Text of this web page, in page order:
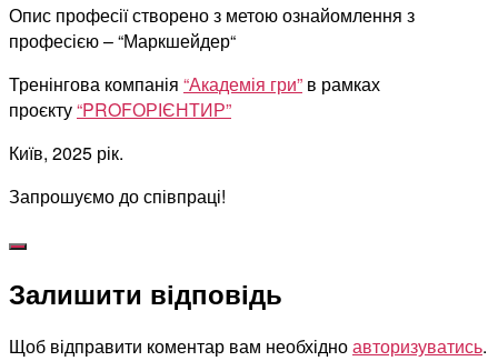
Опис професії створено з метою ознайомлення з
професією – “Маркшейдер“
Тренінгова компанія “Академія гри” в рамках
проєкту“PROFОРІЄНТИР”
Київ, 2025 рік.
Запрошуємо до співпраці!
Залишити відповідь
Щоб відправити коментар вам необхідноавторизуватись.